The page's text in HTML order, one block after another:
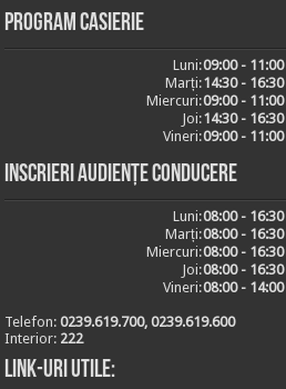
Program casierie
Luni:09:00 - 11:00
Marți:14:30 - 16:30
Miercuri:09:00 - 11:00
Joi:14:30 - 16:30
Vineri:09:00 - 11:00
Inscrieri audiențe conducere
Luni:08:00 - 16:30
Marți:08:00 - 16:30
Miercuri:08:00 - 16:30
Joi:08:00 - 16:30
Vineri:08:00 - 14:00
Telefon:0239.619.700, 0239.619.600
Interior: 222
Link-uri utile: